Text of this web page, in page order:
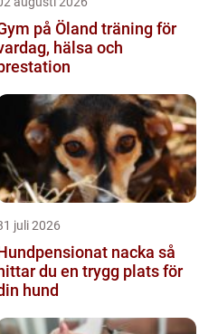
på Öland träning för
hälsa och
juli 2026
nacka så
hittar du en trygg plats för
hund